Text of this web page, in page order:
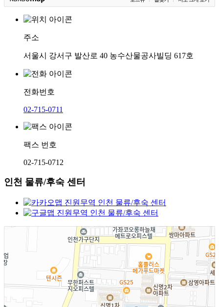
주소
서울시 강서구 발산로 40 농수산물공사빌딩 617호
전화번호
02-715-0711
팩스 번호
02-715-0712
인천 물류/후숙 센터